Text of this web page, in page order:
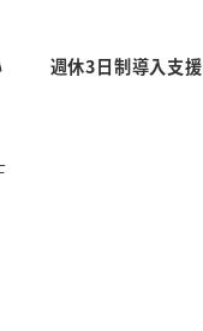
週休3日制導入支援